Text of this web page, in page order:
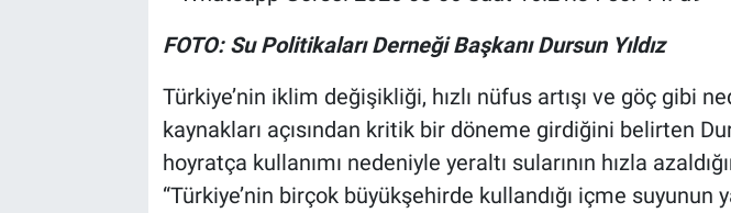
FOTO: Su Politikaları Derneği Başkanı Dursun Yıldız
Türkiye’nin iklim değişikliği, hızlı nüfus artışı ve göç gibi
kaynakları açısından kritik bir döneme girdiğini belirten
hoyratça kullanımı nedeniyle yeraltı sularının hızla
“Türkiye’nin birçok büyükşehirde kullandığı içme suyunun